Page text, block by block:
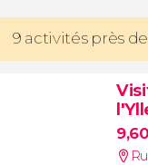
9 activités près